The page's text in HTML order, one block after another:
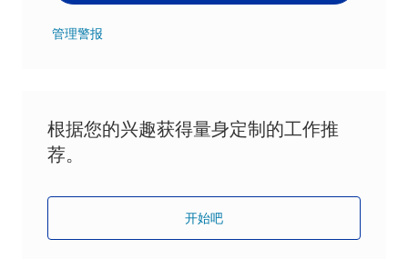
管理警报
根据您的兴趣获得量身定制的工作推
荐。
开始吧